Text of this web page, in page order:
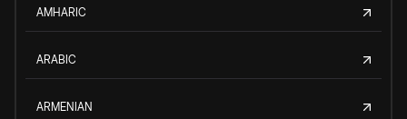
AMHARIC
ARABIC
ARMENIAN